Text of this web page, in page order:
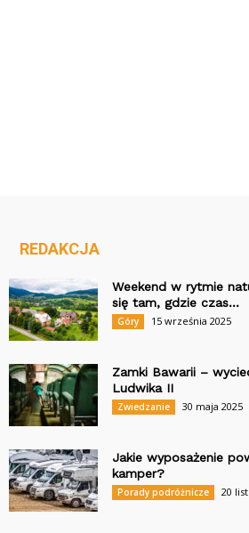
REDAKCJA
Weekend w rytmie
się tam, gdzie czas...
Góry 15 września 2025
Zamki Bawarii –
Ludwika II
Zwiedzanie 30 maja 2025
Jakie wyposażenie
kamper?
Porady podróżnicze 20